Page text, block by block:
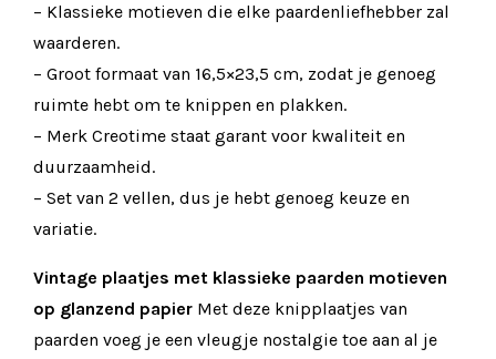
– Klassieke motieven die elke paardenliefhebber zal
waarderen.
– Groot formaat van 16,5×23,5 cm, zodat je genoeg
ruimte hebt om te knippen en plakken.
– Merk Creotime staat garant voor kwaliteit en
duurzaamheid.
– Set van 2 vellen, dus je hebt genoeg keuze en
variatie.
Vintage plaatjes met klassieke paarden motieven
op glanzend papier Met deze knipplaatjes van
paarden voeg je een vleugje nostalgie toe aan al je